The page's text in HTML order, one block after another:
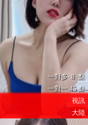
一對多 8 點
一對一 45 點
視訊
大陸